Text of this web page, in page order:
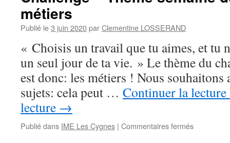
métiers
Publié le3 juin 2020parClementine LOSSERAND
« Choisis un travail que tu aimes, et tu
un seul jour de ta vie. » Le thème du
est donc: les métiers ! Nous
sujets: cela peut … Continuer la lecture
lecture →
Publié dans IME Les Cygnes | Commentaires ferméssur